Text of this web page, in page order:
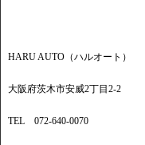
HARU AUTO（ハルオート）
大阪府茨木市安威2丁目2-2
TEL 072-640-0070